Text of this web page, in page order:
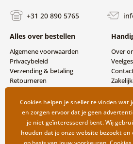
+31 20 890 5765
Alles over bestellen
Algemene voorwaarden
Privacybeleid
Verzending & betaling
Retourneren
Over
Cookies helpen je sneller te vinden wat
en zorgen ervoor dat je geen
je niet geïnteresseerd bent. Wij
houden dat je onze website bezoekt